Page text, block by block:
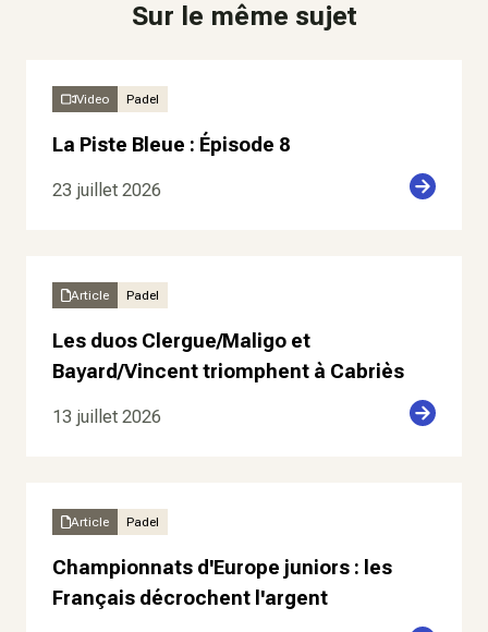
Sur le même sujet
Video Padel
La Piste Bleue : Épisode 8
23 juillet 2026
Article Padel
Les duos Clergue/Maligo et
Bayard/Vincent triomphent à Cabriès
13 juillet 2026
Article Padel
Championnats d'Europe juniors : les
Français décrochent l'argent